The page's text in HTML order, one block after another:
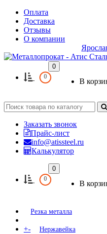
Оплата
Доставка
Отзывы
О компании
0
0
В
Заказать звонок
Прайс-лист
info@atissteel.ru
Калькулятор
0
0
В
Резка металла
+-
Нержавейка